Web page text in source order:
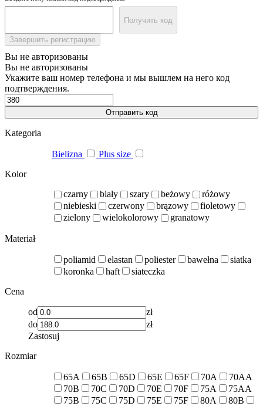
Получить код
Завершить регистрацию
Вы не авторизованы
Вы не авторизованы
Укажите ваш номер телефона и мы вышлем на него код
подтверждения.
Отправить код
Kategoria
Bielizna
Plus size
Kolor
czarny
biały szary beżowy
różowy
niebieski
czerwony brązowy
fioletowy
zielony
wielokolorowy granatowy
Materiał
poliamid elastan poliester bawełna
siatka
koronka
haft
siateczka
Cena
od
zł
do
zł
Zastosuj
Rozmiar
65A 65B 65D 65E 65F 70A
70AA
70B
70C 70D 70E 70F 75A
75AA
75B
75C 75D 75E 75F 80A
80B